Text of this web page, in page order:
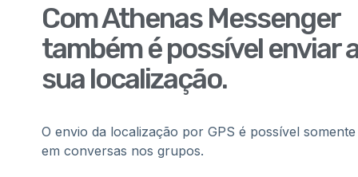
Com Athenas Messenger
também é possível enviar
sua localização.
O envio da localização por GPS é possível somente
em conversas nos grupos.